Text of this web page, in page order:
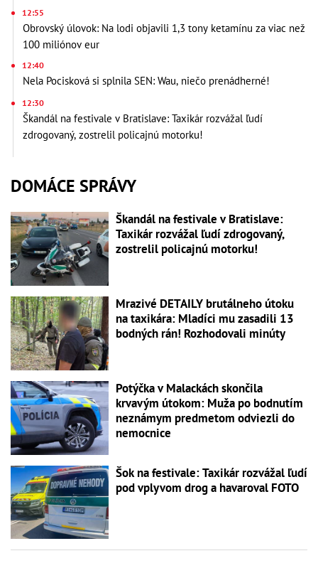
12:55
Obrovský úlovok: Na lodi objavili 1,3 tony ketamínu za viac než
100 miliónov eur
12:40
Nela Pocisková si splnila SEN: Wau, niečo prenádherné!
12:30
Škandál na festivale v Bratislave: Taxikár rozvážal ľudí
zdrogovaný, zostrelil policajnú motorku!
DOMÁCE SPRÁVY
Škandál na festivale v Bratislave:
Taxikár rozvážal ľudí zdrogovaný,
zostrelil policajnú motorku!
Mrazivé DETAILY brutálneho útoku
na taxikára: Mladíci mu zasadili 13
bodných rán! Rozhodovali minúty
Potýčka v Malackách skončila
krvavým útokom: Muža po bodnutím
neznámym predmetom odviezli do
nemocnice
Šok na festivale: Taxikár rozvážal ľudí
pod vplyvom drog a havaroval FOTO